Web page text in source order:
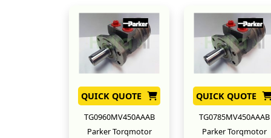
QUICK QUOTE
TG0960MV450AAAB
Parker Torqmotor
QUICK QUOTE
TG0785MV450AAAB
Parker Torqmotor